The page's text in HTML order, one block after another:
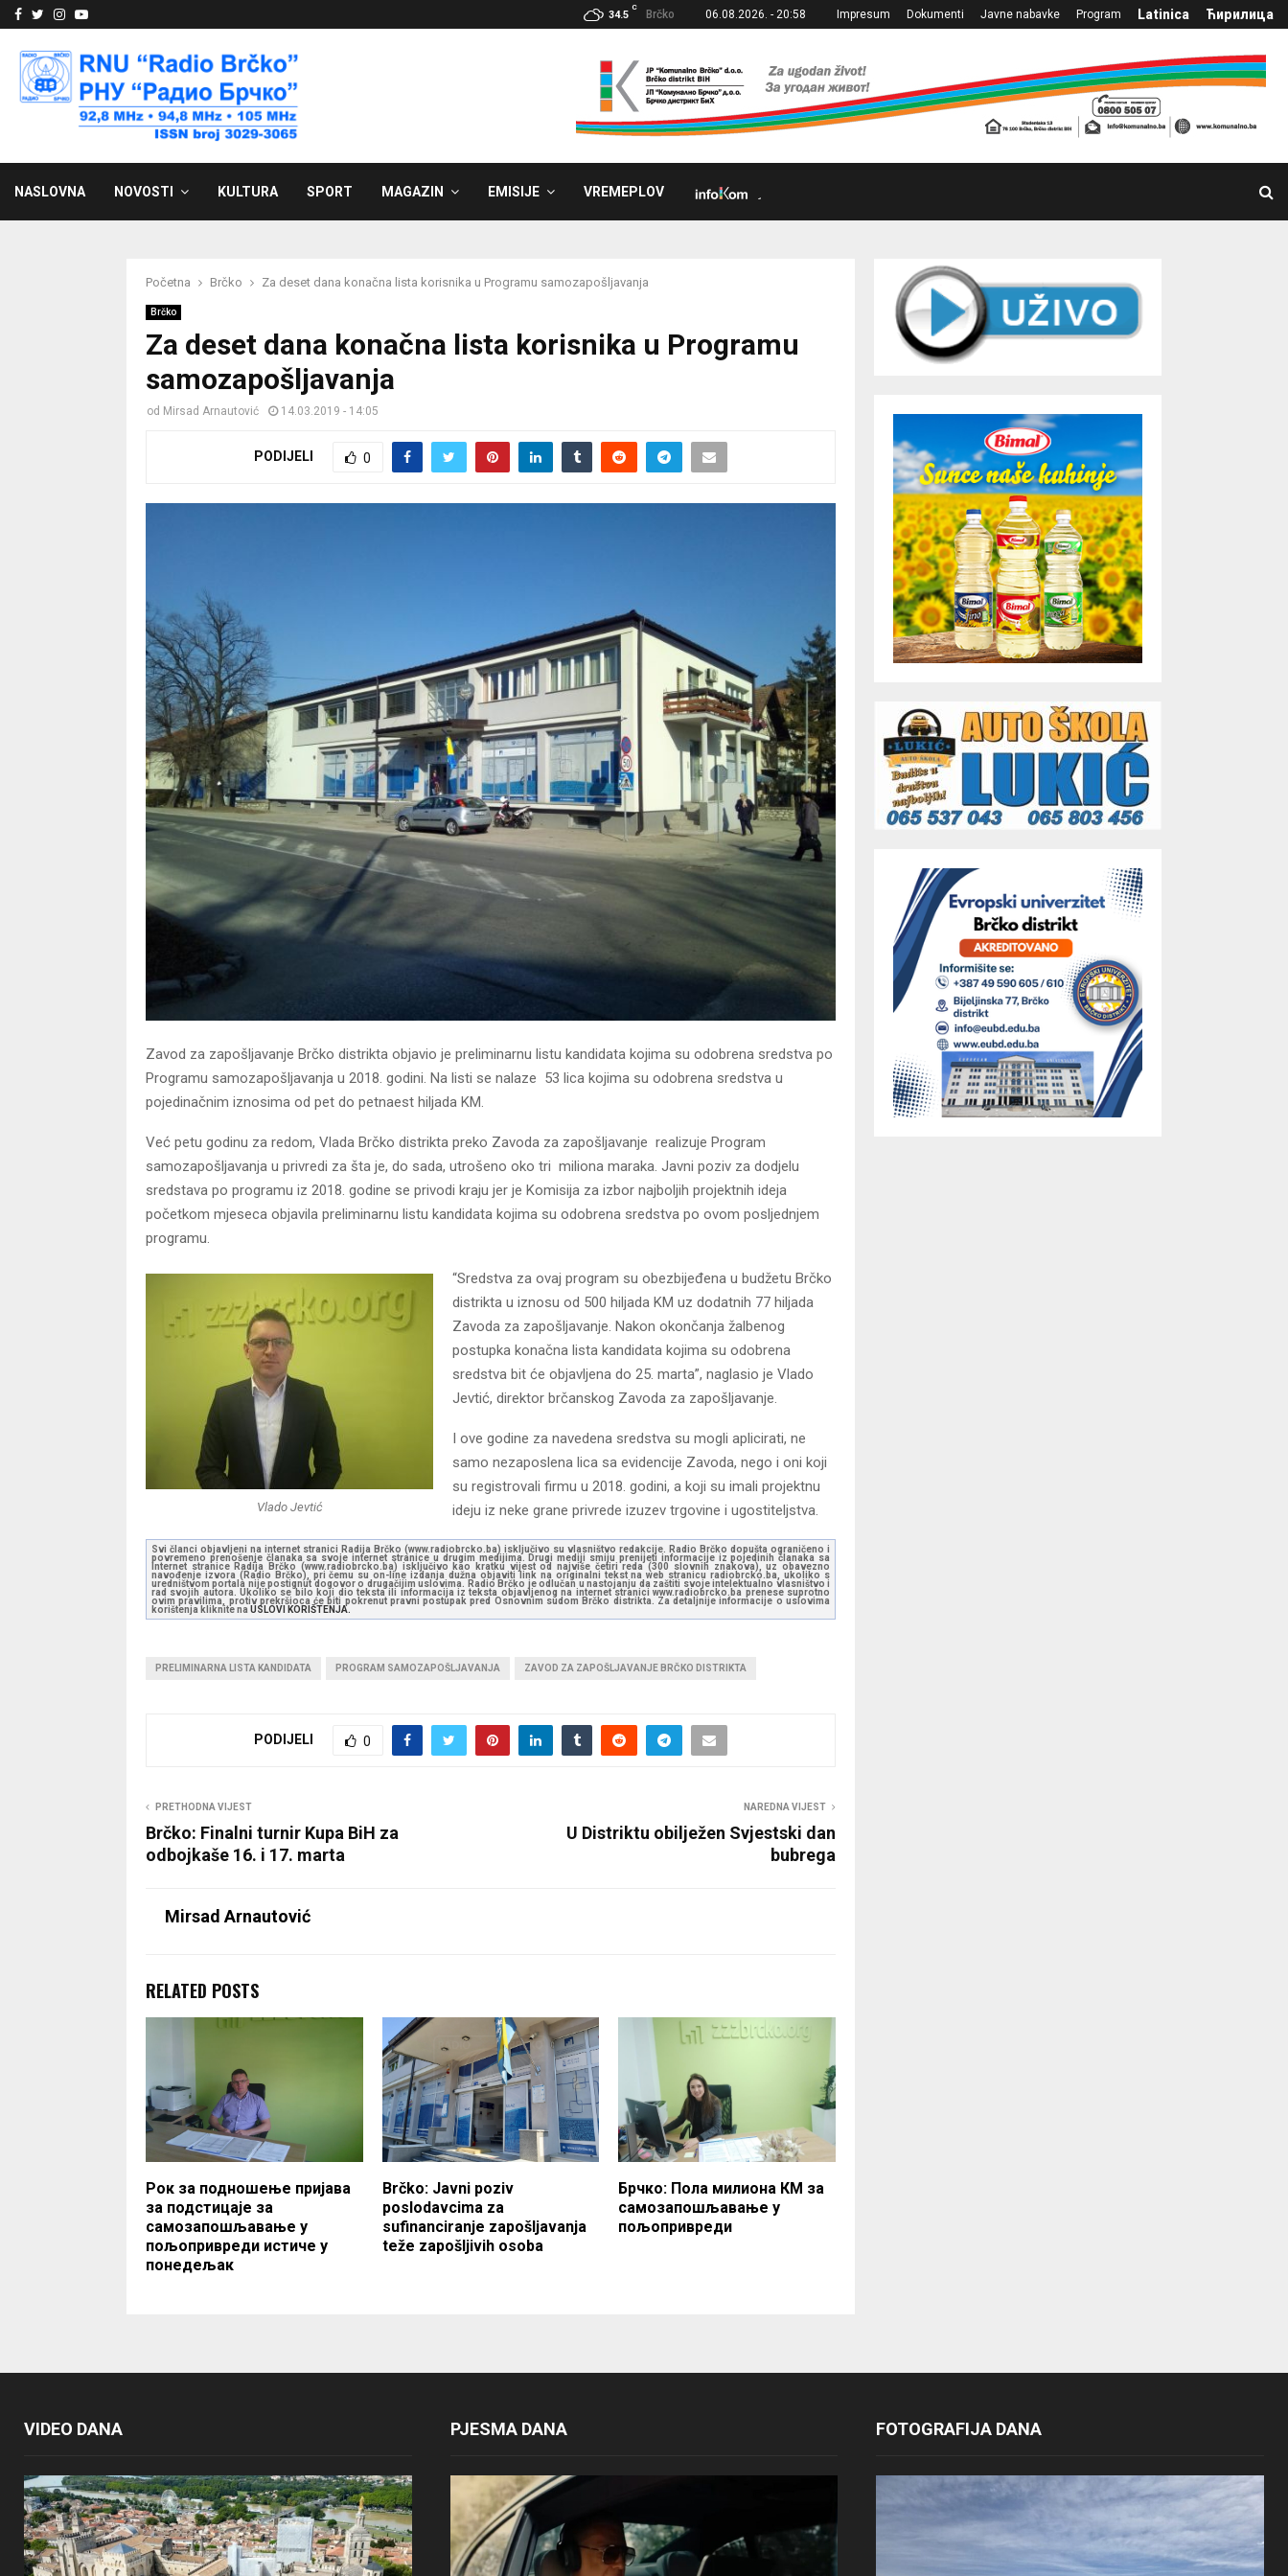
Facebook
Twitter
Instagram
Youtube 34.5
C
Brčko 06.08.2026. - 20:58 Impresum Dokumenti Javne nabavke Program Latinica Ћирилица
NASLOVNA NOVOSTI KULTURA SPORT MAGAZIN EMISIJE VREMEPLOV
Početna Brčko Za deset dana konačna lista korisnika u Programu samozapošljavanja
Brčko
Za deset dana konačna lista korisnika u Programu
samozapošljavanja
od Mirsad Arnautović 14.03.2019 - 14:05
PODIJELI 0
Zavod za zapošljavanje Brčko distrikta objavio je preliminarnu listu kandidata kojima su odobrena sredstva po
Programu samozapošljavanja u 2018. godini. Na listi se nalaze 53 lica kojima su odobrena sredstva u
pojedinačnim iznosima od pet do petnaest hiljada KM.
Već petu godinu za redom, Vlada Brčko distrikta preko Zavoda za zapošljavanje realizuje Program
samozapošljavanja u privredi za šta je, do sada, utrošeno oko tri miliona maraka. Javni poziv za dodjelu
sredstava po programu iz 2018. godine se privodi kraju jer je Komisija za izbor najboljih projektnih ideja
početkom mjeseca objavila preliminarnu listu kandidata kojima su odobrena sredstva po ovom posljednjem
programu.
Vlado Jevtić
“Sredstva za ovaj program su obezbijeđena u budžetu Brčko
distrikta u iznosu od 500 hiljada KM uz dodatnih 77 hiljada
Zavoda za zapošljavanje. Nakon okončanja žalbenog
postupka konačna lista kandidata kojima su odobrena
sredstva bit će objavljena do 25. marta”, naglasio je Vlado
Jevtić, direktor brčanskog Zavoda za zapošljavanje.
I ove godine za navedena sredstva su mogli aplicirati, ne
samo nezaposlena lica sa evidencije Zavoda, nego i oni koji
su registrovali firmu u 2018. godini, a koji su imali projektnu
ideju iz neke grane privrede izuzev trgovine i ugostiteljstva.
Svi članci objavljeni na internet stranici Radija Brčko (www.radiobrcko.ba) isključivo su vlasništvo redakcije. Radio Brčko dopušta ograničeno i
povremeno prenošenje članaka sa svoje internet stranice u drugim medijima. Drugi mediji smiju prenijeti informacije iz pojedinih članaka sa
Internet stranice Radija Brčko (www.radiobrcko.ba) isključivo kao kratku vijest od najviše četiri reda (300 slovnih znakova), uz obavezno
navođenje izvora (Radio Brčko), pri čemu su on-line izdanja dužna objaviti link na originalni tekst na web stranicu radiobrcko.ba, ukoliko s
uredništvom portala nije postignut dogovor o drugačijim uslovima. Radio Brčko je odlučan u nastojanju da zaštiti svoje intelektualno vlasništvo i
rad svojih autora. Ukoliko se bilo koji dio teksta ili informacija iz teksta objavljenog na internet stranici www.radiobrcko.ba prenese suprotno
ovim pravilima, protiv prekršioca će biti pokrenut pravni postupak pred Osnovnim sudom Brčko distrikta. Za detaljnije informacije o uslovima
korištenja kliknite na USLOVI KORIŠTENJA.
PRELIMINARNA LISTA KANDIDATA PROGRAM SAMOZAPOŠLJAVANJA ZAVOD ZA ZAPOŠLJAVANJE BRČKO DISTRIKTA
PODIJELI 0
PRETHODNA VIJEST
Brčko: Finalni turnir Kupa BiH za
odbojkaše 16. i 17. marta
NAREDNA VIJEST
U Distriktu obilježen Svjestski dan
bubrega
Mirsad Arnautović
RELATED POSTS
Рок за подношење пријава
за подстицаје за
самозапошљавање у
пољопривреди истиче у
понедељак
Brčko: Javni poziv
poslodavcima za
sufinanciranje zapošljavanja
teže zapošljivih osoba
Брчко: Пола милиона КМ за
самозапошљавање у
пољопривреди
VIDEO DANA PJESMA DANA FOTOGRAFIJA DANA